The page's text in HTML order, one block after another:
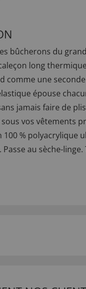
bûcherons du
long
comme une
épouse
jamais faire de
vos vêtements
100 % polyacrylique
Passe au sèche-